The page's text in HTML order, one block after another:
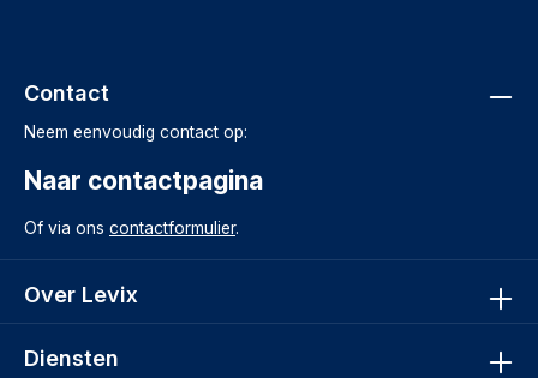
Contact
Neem eenvoudig contact op:
Naar contactpagina
Of via ons contactformulier.
Over Levix
Diensten